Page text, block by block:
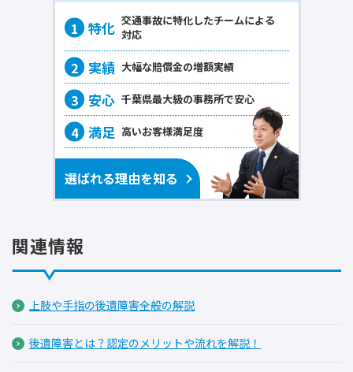
交通事故に特化したチームによる
対応
大幅な賠償金の増額実績
千葉県最大級の事務所で安心
高いお客様満足度
選ばれる理由を知る
関連情報
上肢や手指の後遺障害全般の解説
後遺障害とは？認定のメリットや流れを解説！